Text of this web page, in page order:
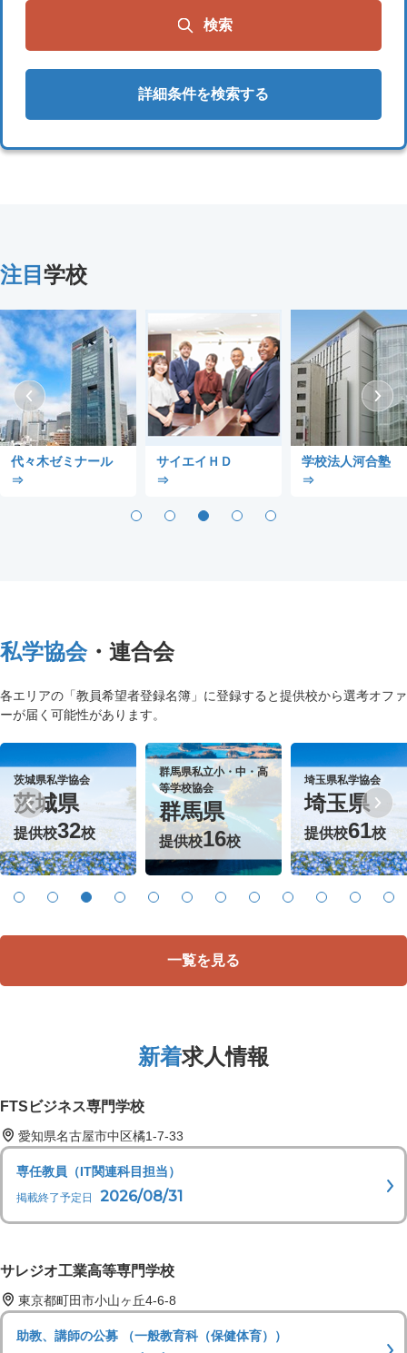
詳細条件を検索する
注目 学校
ミナール
サイエイＨＤ
⇒
学校法人河合塾
私学協会・連合会
各エリアの「教員希望者登録名簿」に登録すると提供校から選考オファ
ーが届く可能性があります。
私学協会
県
校32校
群馬県私立小・中・高
等学校協会
群馬県
提供校16校
埼玉県私学協会
埼玉県
提供校61校
一覧を見る
新着求人情報
FTSビジネス専門学校
愛知県名古屋市中区橘1-7-33
専任教員（IT関連科目担当）
掲載終了予定日 2026/08/31
サレジオ工業高等専門学校
東京都町田市小山ヶ丘4-6-8
助教、講師の公募 （一般教育科（保健体育））